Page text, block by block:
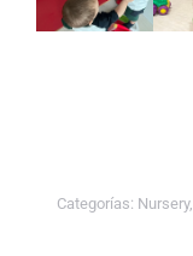
Categorías: Nursery,